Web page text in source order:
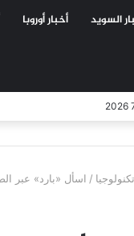
السويد أخبار أوروبا
تكنولوجيا / اسأل «بارد» عبر